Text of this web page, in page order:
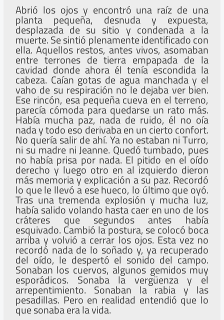
Abrió los ojos y encontró una raíz de una
planta pequeña, desnuda y expuesta,
desplazada de su sitio y condenada a la
muerte. Se sintió plenamente identificado con
ella. Aquellos restos, antes vivos, asomaban
entre terrones de tierra empapada de la
cavidad donde ahora él tenía escondida la
cabeza. Caían gotas de agua manchada y el
vaho de su respiración no le dejaba ver bien.
Ese rincón, esa pequeña cueva en el terreno,
parecía cómoda para quedarse un rato más.
Había mucha paz, nada de ruido, él no oía
nada y todo eso derivaba en un cierto confort.
No quería salir de ahí. Ya no estaban ni Turro,
ni su madre ni Jeanne. Quedó tumbado, pues
no había prisa por nada. El pitido en el oído
derecho y luego otro en al izquierdo dieron
más memoria y explicación a su paz. Recordó
lo que le llevó a ese hueco, lo último que oyó.
Tras una tremenda explosión y mucha luz,
había salido volando hasta caer en uno de los
cráteres que segundos antes había
esquivado. Cambió la postura, se colocó boca
arriba y volvió a cerrar los ojos. Esta vez no
recordó nada de lo soñado y, ya recuperado
del oído, le despertó el sonido del campo.
Sonaban los cuervos, algunos gemidos muy
esporádicos. Sonaba la vergüenza y el
arrepentimiento. Sonaban la rabia y las
pesadillas. Pero en realidad entendió que lo
que sonaba era la vida.